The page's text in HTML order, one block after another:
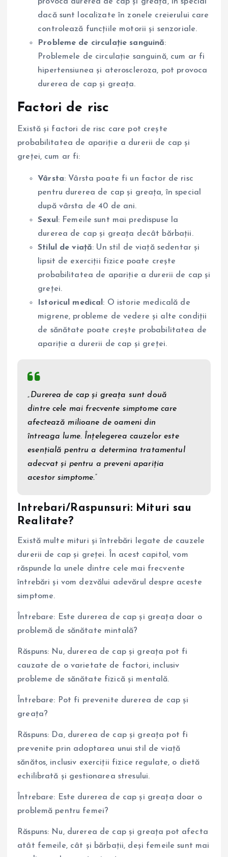
dacă sunt localizate în zonele creierului care
controlează funcțiile motorii și senzoriale.
Probleme de circulație sanguină:
Problemele de circulație sanguină, cum ar fi
hipertensiunea și ateroscleroza, pot provoca
durerea de cap și greața.
Factori de risc
Există și factori de risc care pot crește
probabilitatea de apariție a durerii de cap și
greței, cum ar fi:
Vârsta: Vârsta poate fi un factor de risc
pentru durerea de cap și greața, în special
după vârsta de 40 de ani.
Sexul : Femeile sunt mai predispuse la
durerea de cap și greața decât bărbații.
Stilul de viață: Un stil de viață sedentar și
lipsit de exerciții fizice poate crește
probabilitatea de apariție a durerii de cap și
greței.
Istoricul medical : O istorie medicală de
migrene, probleme de vedere și alte condiții
de sănătate poate crește probabilitatea de
apariție a durerii de cap și greței.
„Durerea de cap și greața sunt două
dintre cele mai frecvente simptome care
afectează milioane de oameni din
întreaga lume. Înțelegerea cauzelor este
esențială pentru a determina tratamentul
adecvat și pentru a preveni apariția
acestor simptome.”
Intrebari/Raspunsuri: Mituri sau
Realitate?
Există multe mituri și întrebări legate de cauzele
durerii de cap și greței. În acest capitol, vom
răspunde la unele dintre cele mai frecvente
întrebări și vom dezvălui adevărul despre aceste
simptome.
Întrebare: Este durerea de cap și greața doar o
problemă de sănătate mintală?
Răspuns: Nu, durerea de cap și greața pot fi
cauzate de o varietate de factori, inclusiv
probleme de sănătate fizică și mentală.
Întrebare: Pot fi prevenite durerea de cap și
greața?
Răspuns: Da, durerea de cap și greața pot fi
prevenite prin adoptarea unui stil de viață
sănătos, inclusiv exerciții fizice regulate, o dietă
echilibrată și gestionarea stresului.
Întrebare: Este durerea de cap și greața doar o
problemă pentru femei?
Răspuns: Nu, durerea de cap și greața pot afecta
atât femeile, cât și bărbații, deși femeile sunt mai